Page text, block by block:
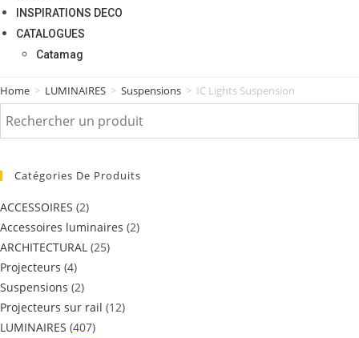
INSPIRATIONS DECO
CATALOGUES
Catamag
Home > LUMINAIRES > Suspensions > IC Lights Suspension
Catégories De Produits
ACCESSOIRES (2)
Accessoires luminaires (2)
ARCHITECTURAL (25)
Projecteurs (4)
Suspensions (2)
Projecteurs sur rail (12)
LUMINAIRES (407)